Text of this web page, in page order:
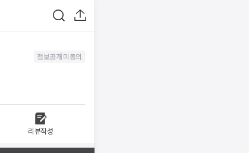
정보공개 미동의
리뷰작성